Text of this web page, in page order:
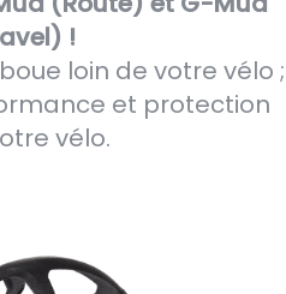
!
loin de votre vélo ;
et protection
vélo.